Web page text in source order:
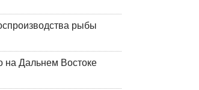
рыбы
на Дальнем Востоке